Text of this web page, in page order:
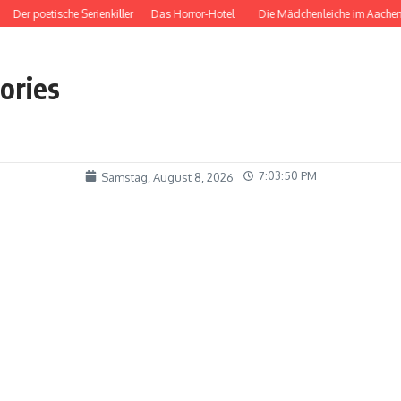
poetische Serienkiller Das Horror-Hotel Die Mädchenleiche im Aachener
Samstag, August 8, 2026 7:03:51 PM